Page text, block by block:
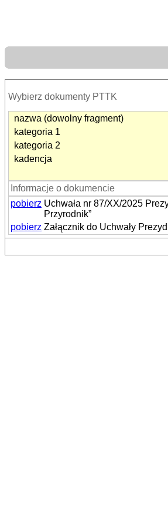
Wybierz dokumenty PTTK
nazwa (dowolny fragment)
kategoria 1
kategoria 2
kadencja
Informacje o dokumencie
pobierz Uchwała nr 87/XX/2025
Przyrodnik”
pobierz Załącznik do Uchwały